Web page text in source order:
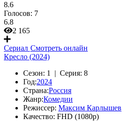
8.6
Голосов: 7
6.8
2 165
Сериал Смотреть онлайн
Кресло (2024)
Сезон: 1 | Серия: 8
Год:2024
Страна:Россия
Жанр:Комедии
Режиссер: Максим Карлышев
Качество: FHD (1080p)